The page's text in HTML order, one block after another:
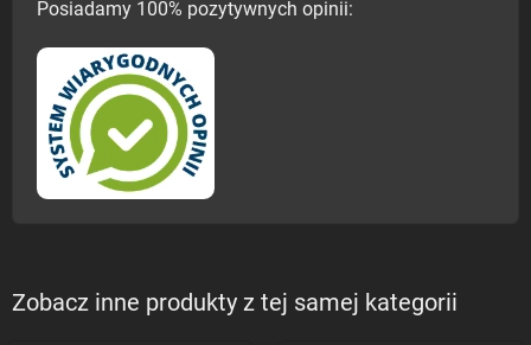
Posiadamy 100% pozytywnych opinii:
Zobacz inne produkty z tej samej kategorii